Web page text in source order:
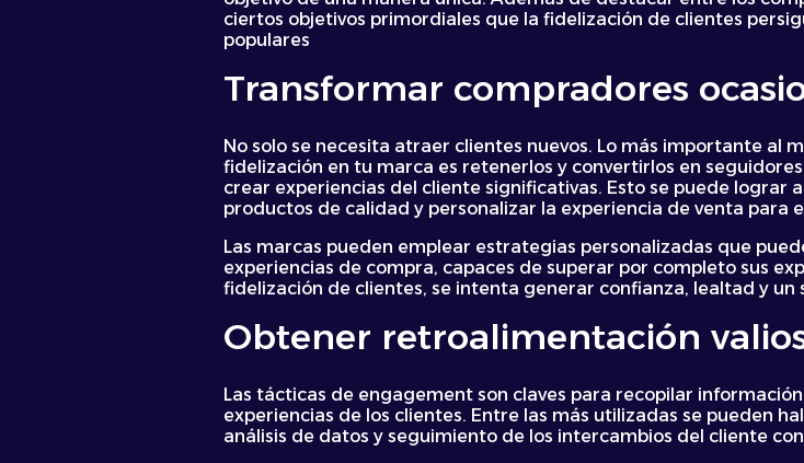
ciertos objetivos primordiales que la fidelización de clientes
populares
Transformar compradores
No solo se necesita atraer clientes nuevos. Lo más importante al
fidelización en tu marca es retenerlos y convertirlos en
crear experiencias del cliente significativas. Esto se puede lograr
productos de calidad y personalizar la experiencia de venta para
Las marcas pueden emplear estrategias personalizadas que
experiencias de compra, capaces de superar por completo sus
fidelización de clientes, se intenta generar confianza, lealtad y
Obtener retroalimentación
Las tácticas de engagement son claves para recopilar
experiencias de los clientes. Entre las más utilizadas se pueden
análisis de datos y seguimiento de los intercambios del cliente